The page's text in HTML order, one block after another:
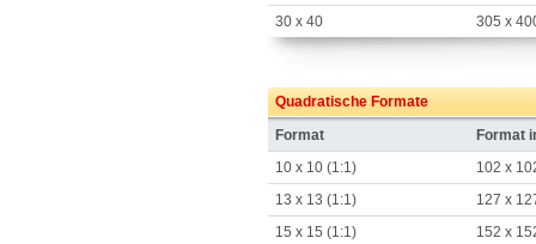
30 x 40
305 x
Quadratische Formate
Format
Format
10 x 10 (1:1)
102 x
13 x 13 (1:1)
127 x
15 x 15 (1:1)
152 x